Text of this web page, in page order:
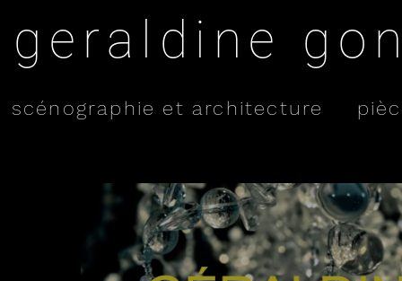
geraldine
scénographie et architecture